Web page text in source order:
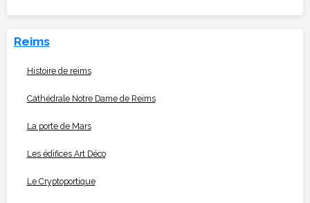
Reims
Histoire de reims
Cathédrale Notre Dame de Reims
La porte de Mars
Les édifices Art Déco
Le Cryptoportique